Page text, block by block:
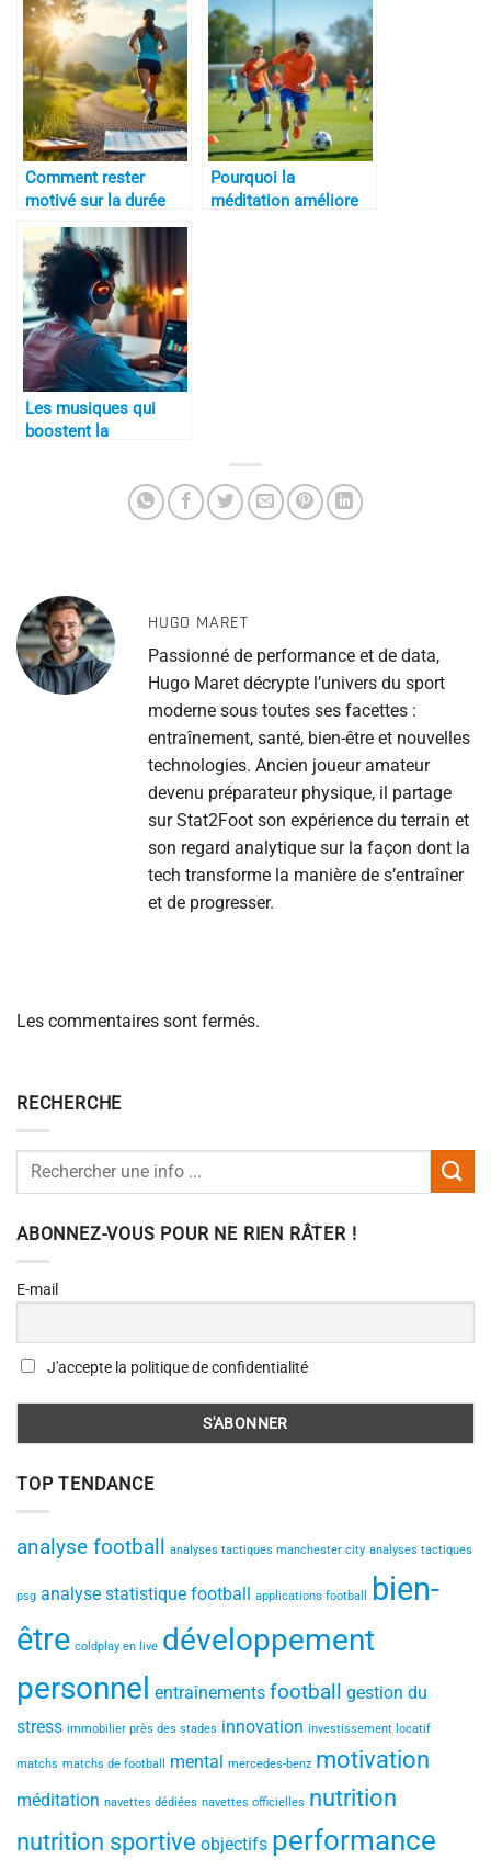
Comment rester
motivé sur la durée
Pourquoi la
méditation améliore
Les musiques qui
boostent la
HUGO MARET
Passionné de performance et de data,
Hugo Maret décrypte l’univers du sport
moderne sous toutes ses facettes :
entraînement, santé, bien-être et nouvelles
technologies. Ancien joueur amateur
devenu préparateur physique, il partage
sur Stat2Foot son expérience du terrain et
son regard analytique sur la façon dont la
tech transforme la manière de s’entraîner
et de progresser.
Les commentaires sont fermés.
RECHERCHE
ABONNEZ-VOUS POUR NE RIEN RÂTER !
E-mail
J'accepte la politique de confidentialité
TOP TENDANCE
analyse football analyses tactiques manchester city analyses tactiques
psg analyse statistique football applications football
bien-
être coldplay en live développement
personnel entraînements football gestion du
stress immobilier près des stades innovation investissement locatif
matchs matchs de football mental mercedes-benz motivation
méditation navettes dédiées navettes officielles nutrition
nutrition sportive objectifs performance